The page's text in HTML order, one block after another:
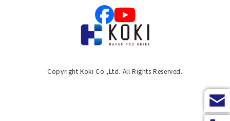
Copyright Koki Co.,Ltd. All Rights Reserved.